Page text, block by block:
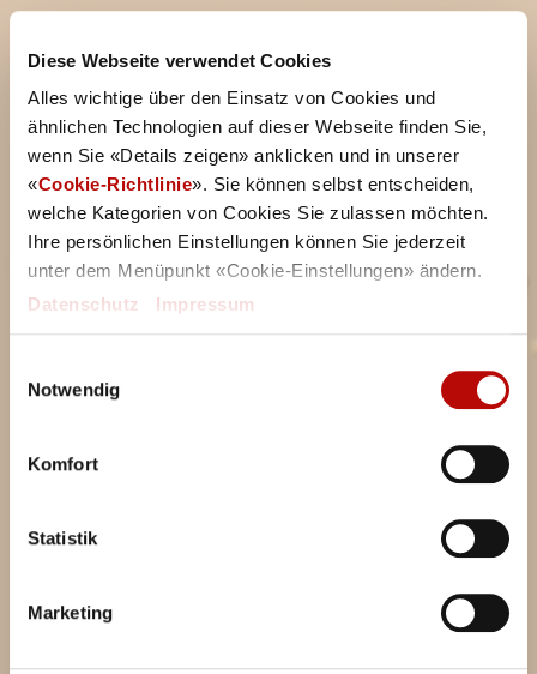
Diese Webseite verwendet Cookies
Alles wichtige über den Einsatz von Cookies und
ähnlichen Technologien auf dieser Webseite finden Sie,
wenn Sie «Details zeigen» anklicken und in unserer
«Cookie-Richtlinie». Sie können selbst entscheiden,
welche Kategorien von Cookies Sie zulassen möchten.
Ihre persönlichen Einstellungen können Sie jederzeit
unter dem Menüpunkt «Cookie-Einstellungen» ändern.
Datenschutz
Impressum
Notwendig
Komfort
Statistik
Marketing
Unsere News &
Aktionen
Hier findest du alle Neuigkeiten zu unseren Produkten,
Aktionen und Events rund um Ditsch.